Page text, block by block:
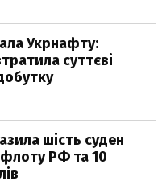
Укрнафту:
суттєві
шість суден
флоту РФ та 10